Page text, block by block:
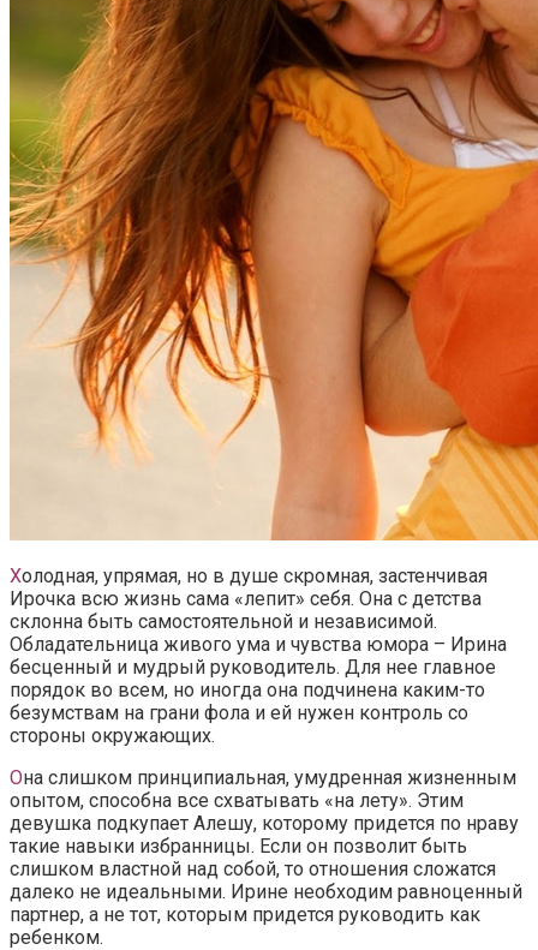
Холодная, упрямая, но в душе скромная, застенчивая
Ирочка всю жизнь сама «лепит» себя. Она с детства
склонна быть самостоятельной и независимой.
Обладательница живого ума и чувства юмора – Ирина
бесценный и мудрый руководитель. Для нее главное
порядок во всем, но иногда она подчинена каким-то
безумствам на грани фола и ей нужен контроль со
стороны окружающих.
Она слишком принципиальная, умудренная жизненным
опытом, способна все схватывать «на лету». Этим
девушка подкупает Алешу, которому придется по нраву
такие навыки избранницы. Если он позволит быть
слишком властной над собой, то отношения сложатся
далеко не идеальными. Ирине необходим равноценный
партнер, а не тот, которым придется руководить как
ребенком.